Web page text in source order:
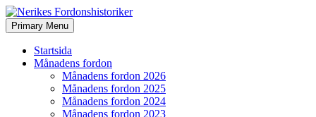
Nerikes Fordonshistoriker
Search
Primary Menu Skip
to
Startsida
Månadens fordon
Månadens fordon 2026
Månadens fordon 2025
Månadens fordon 2024
Månadens fordon 2023